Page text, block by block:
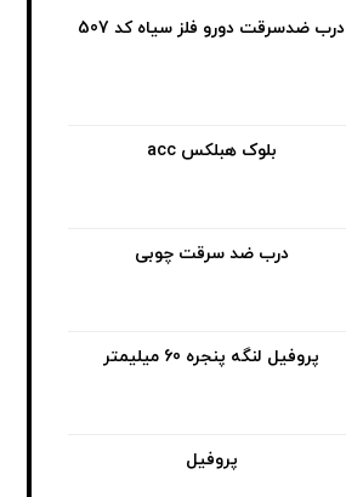
درب ضدسرقت دورو فلز سیاه کد 507
بلوک هبلکس acc
درب ضد سرقت چوبی
پروفیل لنگه پنجره 60 میلیمتر
پروفیل